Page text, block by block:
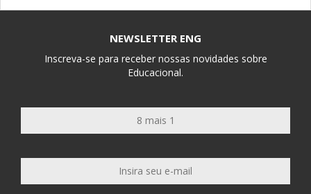
NEWSLETTER ENG
Inscreva-se para receber nossas novidades sobre
Educacional.